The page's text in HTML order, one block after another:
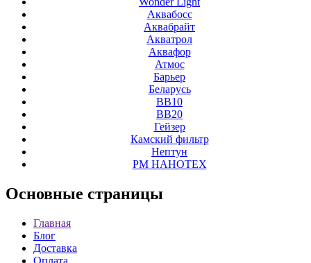
Аквабосс
Аквабрайт
Акватрол
Аквафор
Атмос
Барьер
Беларусь
ВВ10
ВВ20
Гейзер
Камский фильтр
Нептун
РМ НАНОТЕХ
Основные страницы
Главная
Блог
Доставка